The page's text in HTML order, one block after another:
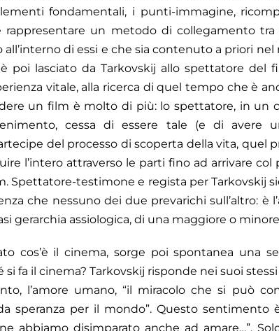
fondamentali, i punti-immagine,
rappresentare un metodo di collegamento
di essi e che sia contenuto a priori
poi lasciato da Tarkovskij allo spettatore del
vitale, alla ricerca di quel tempo che è
un film è molto di più: lo spettatore, in un
cessa di essere tale (e di avere
del processo di scoperta della vita, quel
l’intero attraverso le parti fino ad arrivare
Spettatore-testimone e regista per Tarkovskij
che nessuno dei due prevarichi sull’altro: è
gerarchia assiologica, di una maggiore o
cos’è il cinema, sorge poi spontanea una
si fa il cinema? Tarkovskij risponde nei suoi
l’amore umano, “il miracolo che si può
speranza per il mondo”. Questo
abbiamo disimparato anche ad amare…”.